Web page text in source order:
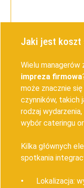
Jaki jest koszt
Wielu managerów
impreza firmowa
może znacznie
czynników, takich
rodzaj
wybór cateringu
Kilka głównych
spotkania
Lokalizacja: